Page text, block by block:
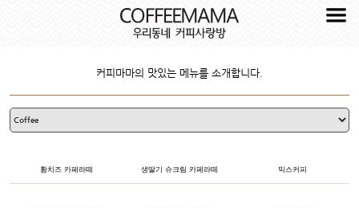
커피마마의 맛있는 메뉴를 소개합니다.
황치즈 카페라떼 생딸기 슈크림 카페라떼 믹스커피